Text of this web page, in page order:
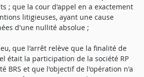
; que la cour d'appel en a exactement
litigieuses, ayant une cause
d'une nullité absolue ;
que l'arrêt relève que la finalité de
était la participation de la société RP
BRS et que l'objectif de l'opération n'a